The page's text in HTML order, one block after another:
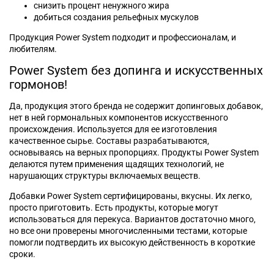
снизить процент ненужного жира
добиться создания рельефных мускулов
Продукция Power System подходит и профессионалам, и
любителям.
Power System без допинга и искусственных
гормонов!
Да, продукция этого бренда не содержит допинговых добавок,
нет в ней гормональных компонентов искусственного
происхождения. Используется для ее изготовления
качественное сырье. Составы разрабатываются,
основываясь на верных пропорциях. Продукты Power System
делаются путем применения щадящих технологий, не
нарушающих структуры включаемых веществ.
Добавки Power System сертифицированы, вкусны. Их легко,
просто приготовить. Есть продукты, которые могут
использоваться для перекуса. Вариантов достаточно много,
но все они проверены многочисленными тестами, которые
помогли подтвердить их высокую действенность в короткие
сроки.